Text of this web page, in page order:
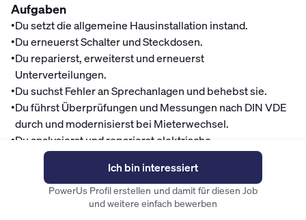
Aufgaben
•Du setzt die allgemeine Hausinstallation instand.
•Du erneuerst Schalter und Steckdosen.
•Du reparierst, erweiterst und erneuerst
Unterverteilungen.
•Du suchst Fehler an Sprechanlagen und behebst sie.
•Du führst Überprüfungen und Messungen nach DIN VDE
durch und modernisierst bei Mieterwechsel.
•Du analysierst und reparierst elektrische
Warmwassererzeuger bzw. elektrische Heizungen.
Dein Einsatzort richtet sich nach Deinem Wohnort,
möglich sind Einsätze in Köln und näherer Umgebung
ebenso wie in Bonn.
Ich bin interessiert
PowerUs Profil erstellen und damit für diesen Job
und weitere einfach bewerben